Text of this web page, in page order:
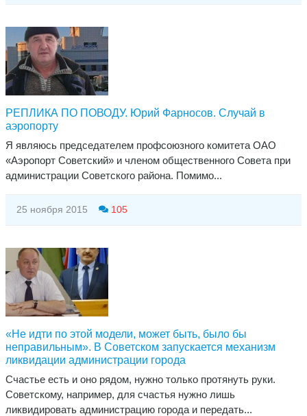
РЕПЛИКА ПО ПОВОДУ. Юрий Фарносов. Случай в
аэропорту
Я являюсь председателем профсоюзного комитета ОАО
«Аэропорт Советский» и членом общественного Совета при
администрации Советского района. Помимо...
25 ноября 2015 105
«Не идти по этой модели, может быть, было бы
неправильным». В Советском запускается механизм
ликвидации администрации города
Счастье есть и оно рядом, нужно только протянуть руки.
Советскому, например, для счастья нужно лишь
ликвидировать администрацию города и передать...